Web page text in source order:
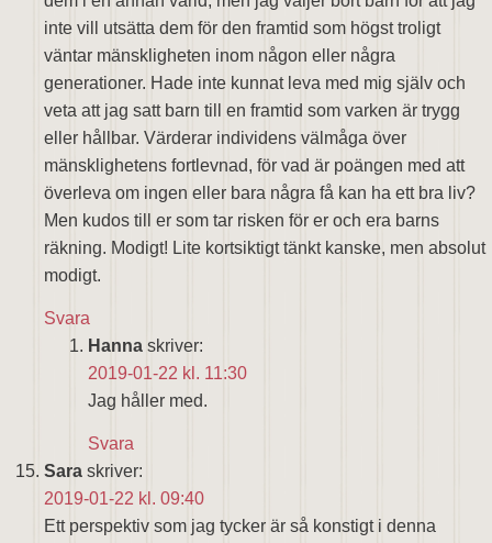
inte vill utsätta dem för den framtid som högst troligt
väntar mänskligheten inom någon eller några
generationer. Hade inte kunnat leva med mig själv och
veta att jag satt barn till en framtid som varken är trygg
eller hållbar. Värderar individens välmåga över
mänsklighetens fortlevnad, för vad är poängen med att
överleva om ingen eller bara några få kan ha ett bra liv?
Men kudos till er som tar risken för er och era barns
räkning. Modigt! Lite kortsiktigt tänkt kanske, men absolut
modigt.
Svara
Hanna skriver:
2019-01-22 kl. 11:30
Jag håller med.
Svara
Sara skriver:
2019-01-22 kl. 09:40
Ett perspektiv som jag tycker är så konstigt i denna